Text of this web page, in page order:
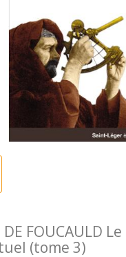
DE FOUCAULD
(tome 3)